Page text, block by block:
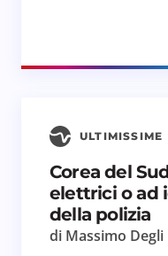
ULTIMISSIME
Corea del
elettrici o ad
della polizia
di Massimo Degli